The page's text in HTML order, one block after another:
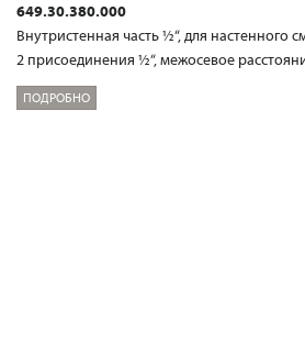
649.30.380.000
Внутристенная часть ½“, для настенного
2 присоединения ½“, межосевое
ПОДРОБНО